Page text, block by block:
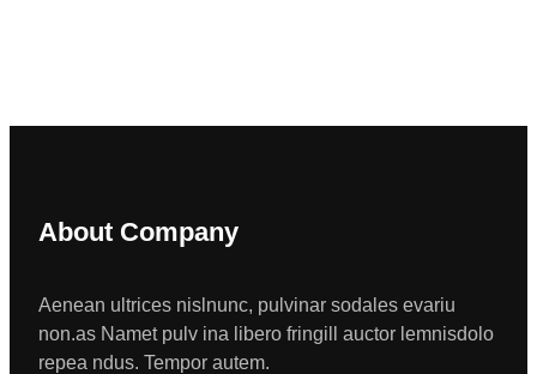
About Company
Aenean ultrices nislnunc, pulvinar sodales evariu
non.as Namet pulv ina libero fringill auctor lemnisdolo
repea ndus. Tempor autem.